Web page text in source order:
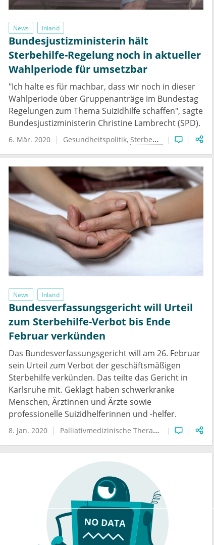
News Inland
Bundesjustizministerin hält
Sterbehilfe-Regelung noch in aktueller
Wahlperiode für umsetzbar
"Ich halte es für machbar, dass wir noch in dieser
Wahlperiode über Gruppenanträge im Bundestag
Regelungen zum Thema Suizidhilfe schaffen", sagte
Bundesjustizministerin Christine Lambrecht (SPD).
6. Mär. 2020 Gesundheitspolitik Sterbehilfe
News Inland
Bundesverfassungsgericht will Urteil
zum Sterbehilfe-Verbot bis Ende
Februar verkünden
Das Bundesverfassungsgericht will am 26. Februar
sein Urteil zum Verbot der geschäftsmäßigen
Sterbehilfe verkünden. Das teilte das Gericht in
Karlsruhe mit. Geklagt haben schwerkranke
Menschen, Ärztinnen und Ärzte sowie
professionelle Suizidhelferinnen und -helfer.
8. Jan. 2020 Palliativmedizinische Therapie Sterbehilfe